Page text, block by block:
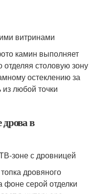
витринами
камин выполняет
столовую зону
остеклению за
любой точки
в
зоне с дровницей
дровяного
серой отделки